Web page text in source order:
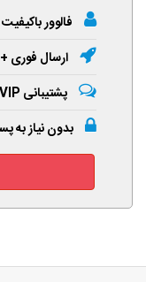
فالوور
ارسال فوری + %10
پشتیبانی VIP
بدون نیاز به